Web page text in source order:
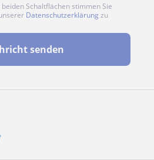
Schaltflächen stimmen Sie
Datenschutzerklärung zu
senden